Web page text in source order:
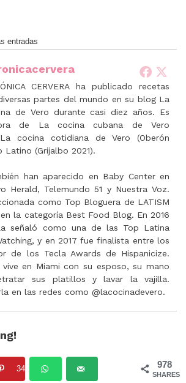
entradas
CERVERA ha publicado recetas
partes del mundo en su blog La
de Vero durante casi diez años. Es
de La cocina cubana de Vero
La cocina cotidiana de Vero (Oberón
Latino (Grijalbo 2021).
han aparecido en Baby Center en
Herald, Telemundo 51 y Nuestra Voz.
como Top Bloguera de LATISM
la categoría Best Food Blog. En 2016
señaló como una de las Top Latina
y en 2017 fue finalista entre los
de los Tecla Awards de Hispanicize.
en Miami con su esposo, su mano
sus platillos y lavar la vajilla.
en las redes como @lacocinadevero.
978
SHARES
34